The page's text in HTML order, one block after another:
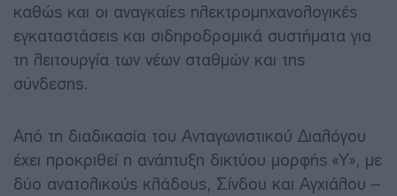
καθώς και οι αναγκαίες ηλεκτρομηχανολογικές
εγκαταστάσεις και σιδηροδρομικά συστήματα για
τη λειτουργία των νέων σταθμών και της
σύνδεσης.
Από τη διαδικασία του Ανταγωνιστικού Διαλόγου
έχει προκριθεί η ανάπτυξη δικτύου μορφής «Υ», με
δύο ανατολικούς κλάδους, Σίνδου και Αγχιάλου –